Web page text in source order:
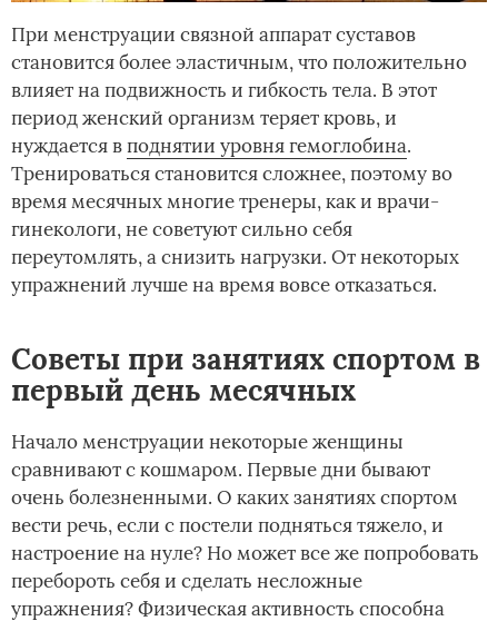
При менструации связной аппарат суставов
становится более эластичным, что положительно
влияет на подвижность и гибкость тела. В этот
период женский организм теряет кровь, и
нуждается вподнятии уровня гемоглобина.
Тренироваться становится сложнее, поэтому во
время месячных многие тренеры, как и врачи-
гинекологи, не советуют сильно себя
переутомлять, а снизить нагрузки. От некоторых
упражнений лучше на время вовсе отказаться.
Советы при занятиях спортом в
первый день месячных
Начало менструации некоторые женщины
сравнивают с кошмаром. Первые дни бывают
очень болезненными. О каких занятиях спортом
вести речь, если с постели подняться тяжело, и
настроение на нуле? Но может все же попробовать
перебороть себя и сделать несложные
упражнения? Физическая активность способна